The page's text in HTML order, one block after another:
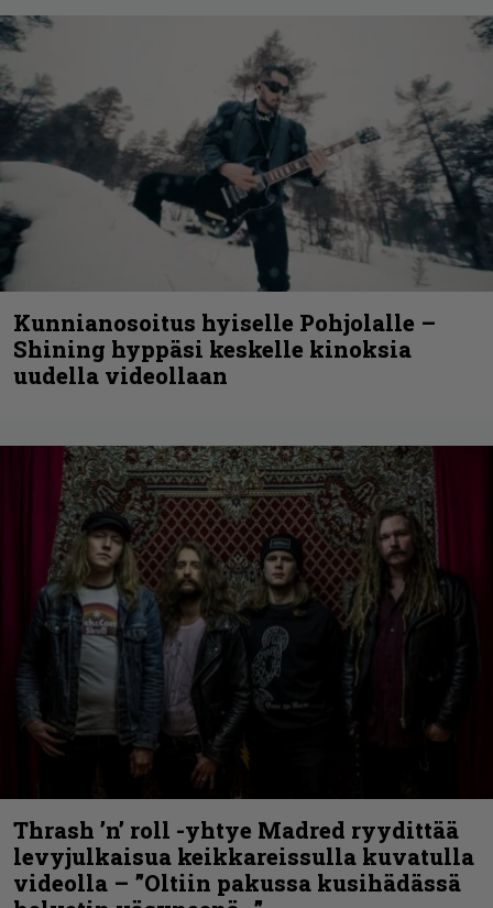
Kunnianosoitus hyiselle Pohjolalle –
Shining hyppäsi keskelle kinoksia
uudella videollaan
Thrash ’n’ roll -yhtye Madred ryydittää
levyjulkaisua keikkareissulla kuvatulla
videolla – ”Oltiin pakussa kusihädässä